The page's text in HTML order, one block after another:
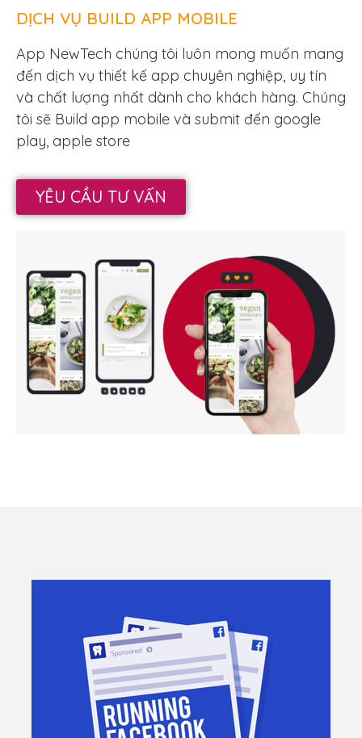
DỊCH VỤ BUILD APP MOBILE
App NewTech chúng tôi luôn mong muốn mang
đến dịch vụ thiết kế app chuyên nghiệp, uy tín
và chất lượng nhất dành cho khách hàng. Chúng
tôi sẽ Build app mobile và submit đến google
play, apple store
YÊU CẦU TƯ VẤN